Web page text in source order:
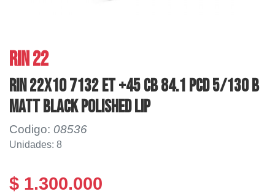
RIN 22
RIN 22X10 7132 ET +45 CB 84.1 PCD 5/130 B
Matt Black Polished Lip
Codigo: 08536
Unidades: 8
$ 1.300.000